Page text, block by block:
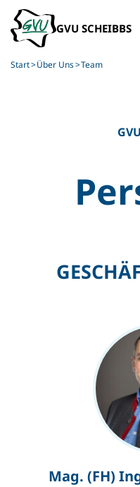
Skip to main
Start Über Uns Team
Mag. (FH)